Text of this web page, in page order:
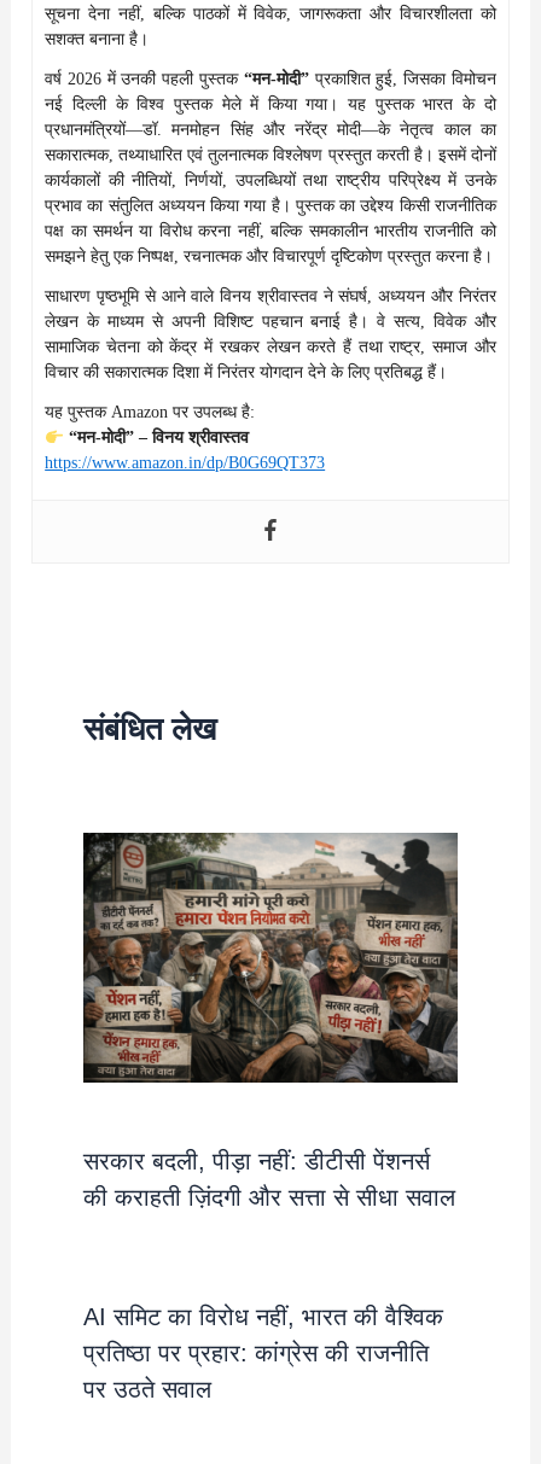
सूचना देना नहीं, बल्कि पाठकों में विवेक, जागरूकता और विचारशीलता को
सशक्त बनाना है।
वर्ष 2026 में उनकी पहली पुस्तक “मन-मोदी”प्रकाशित हुई, जिसका विमोचन
नई दिल्ली के विश्व पुस्तक मेले में किया गया। यह पुस्तक भारत के दो
प्रधानमंत्रियों—डॉ. मनमोहन सिंह और नरेंद्र मोदी—के नेतृत्व काल का
सकारात्मक, तथ्याधारित एवं तुलनात्मक विश्लेषण प्रस्तुत करती है। इसमें दोनों
कार्यकालों की नीतियों, निर्णयों, उपलब्धियों तथा राष्ट्रीय परिप्रेक्ष्य में उनके
प्रभाव का संतुलित अध्ययन किया गया है। पुस्तक का उद्देश्य किसी राजनीतिक
पक्ष का समर्थन या विरोध करना नहीं, बल्कि समकालीन भारतीय राजनीति को
समझने हेतु एक निष्पक्ष, रचनात्मक और विचारपूर्ण दृष्टिकोण प्रस्तुत करना है।
साधारण पृष्ठभूमि से आने वाले विनय श्रीवास्तव ने संघर्ष, अध्ययन और निरंतर
लेखन के माध्यम से अपनी विशिष्ट पहचान बनाई है। वे सत्य, विवेक और
सामाजिक चेतना को केंद्र में रखकर लेखन करते हैं तथा राष्ट्र, समाज और
विचार की सकारात्मक दिशा में निरंतर योगदान देने के लिए प्रतिबद्ध हैं।
यह पुस्तक Amazon पर उपलब्ध है:
“मन-मोदी” – विनय श्रीवास्तव
https://www.amazon.in/dp/B0G69QT373
संबंधित लेख
सरकार बदली, पीड़ा नहीं: डीटीसी पेंशनर्स
की कराहती ज़िंदगी और सत्ता से सीधा सवाल
AI समिट का विरोध नहीं, भारत की वैश्विक
प्रतिष्ठा पर प्रहार: कांग्रेस की राजनीति
पर उठते सवाल